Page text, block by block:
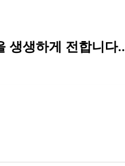
생생하게 전합니다..